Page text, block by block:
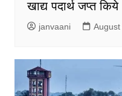
खाद्य पदार्थ जप्त किये
janvaani